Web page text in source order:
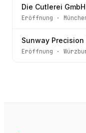
Die Cutlerei GmbH
Eröffnung ·
Eröffnung ·